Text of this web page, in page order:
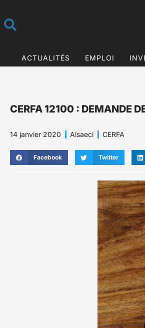
ACTUALITÉS EMPLOI
CERFA 12100 : DEMANDE
14 janvier 2020 Alsaeci CERFA
Facebook Twitter